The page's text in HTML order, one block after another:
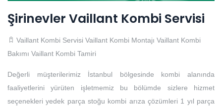
Şirinevler Vaillant Kombi Servisi
Vaillant Kombi Servisi Vaillant Kombi Montajı Vaillant Kombi
Bakımı Vaillant Kombi Tamiri
Değerli müşterilerimiz İstanbul bölgesinde kombi alanında
faaliyetlerini yürüten işletmemiz bu bölümde sizlere hizmet
seçenekleri yedek parça stoğu kombi arıza çözümleri 1 yıl parça